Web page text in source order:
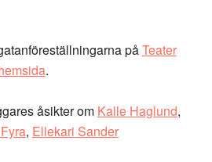
påTeater
.
åsikter om Kalle Haglund,
, Ellekari Sander